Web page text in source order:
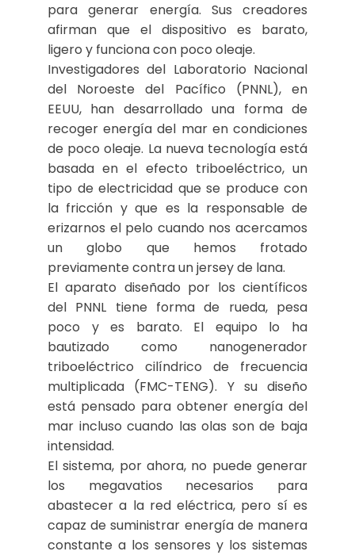
para generar energía. Sus creadores
afirman que el dispositivo es barato,
ligero y funciona con poco oleaje.
Investigadores del Laboratorio Nacional
del Noroeste del Pacífico (PNNL), en
EEUU, han desarrollado una forma de
recoger energía del mar en condiciones
de poco oleaje. La nueva tecnología está
basada en el efecto triboeléctrico, un
tipo de electricidad que se produce con
la fricción y que es la responsable de
erizarnos el pelo cuando nos acercamos
un globo que hemos frotado
previamente contra un jersey de lana.
El aparato diseñado por los científicos
del PNNL tiene forma de rueda, pesa
poco y es barato. El equipo lo ha
bautizado como nanogenerador
triboeléctrico cilíndrico de frecuencia
multiplicada (FMC-TENG). Y su diseño
está pensado para obtener energía del
mar incluso cuando las olas son de baja
intensidad.
El sistema, por ahora, no puede generar
los megavatios necesarios para
abastecer a la red eléctrica, pero sí es
capaz de suministrar energía de manera
constante a los sensores y los sistemas